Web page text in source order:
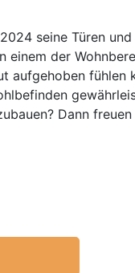
seine Türen
einem der
aufgehoben fühlen
Dann